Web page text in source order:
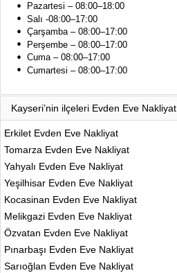
Pazartesi – 08:00–18:00
Salı -08:00–17:00
Çarşamba – 08:00–17:00
Perşembe – 08:00–17:00
Cuma – 08:00–17:00
Cumartesi – 08:00–17:00
Kayseri’nin ilçeleri Evden Eve Nakliyat
Erkilet Evden Eve Nakliyat
Tomarza Evden Eve Nakliyat
Yahyalı Evden Eve Nakliyat
Yeşilhisar Evden Eve Nakliyat
Kocasinan Evden Eve Nakliyat
Melikgazi Evden Eve Nakliyat
Özvatan Evden Eve Nakliyat
Pınarbaşı Evden Eve Nakliyat
Sarıoğlan Evden Eve Nakliyat